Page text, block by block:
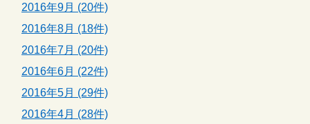
2016年9月 (20件)
2016年8月 (18件)
2016年7月 (20件)
2016年6月 (22件)
2016年5月 (29件)
2016年4月 (28件)